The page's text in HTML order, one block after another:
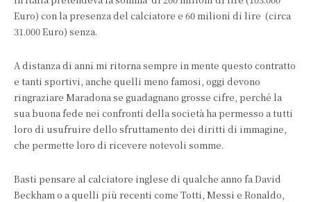
Euro) con la presenza del calciatore e 60 milioni di lire (circa
31.000 Euro) senza.
A distanza di anni mi ritorna sempre in mente questo contratto
e tanti sportivi, anche quelli meno famosi, oggi devono
ringraziare Maradona se guadagnano grosse cifre, perché la
sua buona fede nei confronti della società ha permesso a tutti
loro di usufruire dello sfruttamento dei diritti di immagine,
che permette loro di ricevere notevoli somme.
Basti pensare al calciatore inglese di qualche anno fa David
Beckham o a quelli più recenti come Totti, Messi e Ronaldo,